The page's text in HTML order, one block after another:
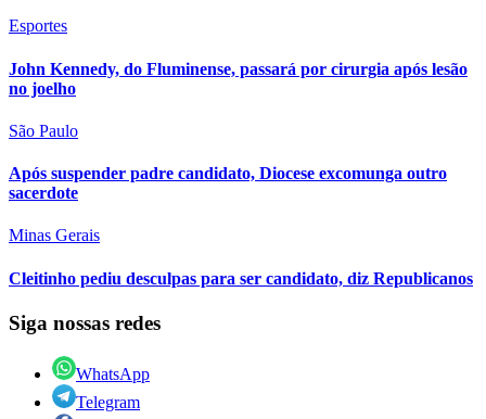
Esportes
John Kennedy, do Fluminense, passará por cirurgia após lesão
no joelho
São Paulo
Após suspender padre candidato, Diocese excomunga outro
sacerdote
Minas Gerais
Cleitinho pediu desculpas para ser candidato, diz Republicanos
Siga nossas redes
WhatsApp
Telegram